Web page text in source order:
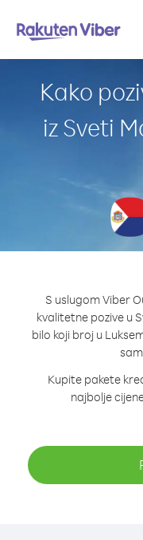
Kako
iz Sveti
S uslugom Viber
kvalitetne pozive u
bilo koji broj u
Kupite pakete
najbolje